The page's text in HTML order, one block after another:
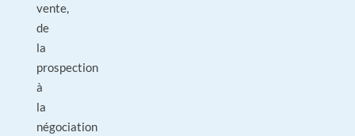
vente,
de
la
prospection
à
la
négociation